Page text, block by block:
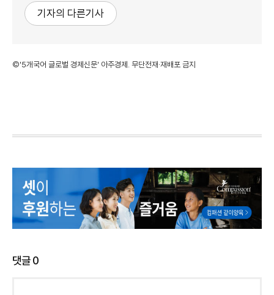
기자의 다른기사
©'5개국어 글로벌 경제신문' 아주경제. 무단전재·재배포 금지
댓글0